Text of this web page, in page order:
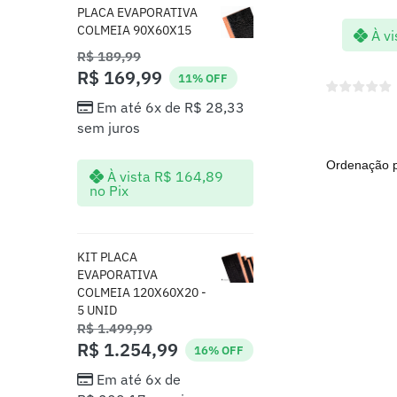
À
PLACA EVAPORATIVA
COLMEIA 90X60X15
R$189,99
R$ 169,99 11% OFF
Em até 6x de R$ 28,33
sem juros
À vista R$ 164,89
no Pix
KIT PLACA
EVAPORATIVA
COLMEIA 120X60X20 -
5 UNID
R$1.499,99
R$ 1.254,99 16% OFF
Em até 6x de